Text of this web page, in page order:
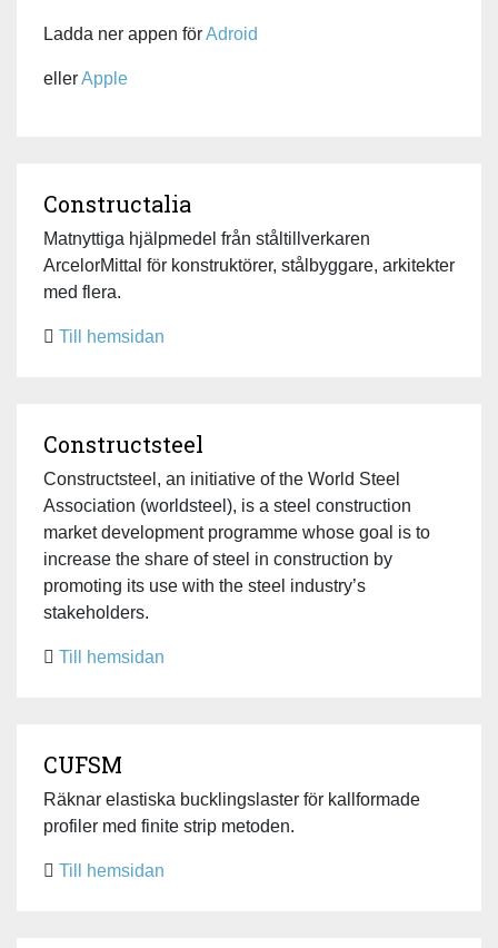
Ladda ner appen förAdroid
ellerApple
Constructalia
Matnyttiga hjälpmedel från ståltillverkaren
ArcelorMittal för konstruktörer, stålbyggare, arkitekter
med flera.
Till hemsidan
Constructsteel
Constructsteel, an initiative of the World Steel
Association (worldsteel), is a steel construction
market development programme whose goal is to
increase the share of steel in construction by
promoting its use with the steel industry’s
stakeholders.
Till hemsidan
CUFSM
Räknar elastiska bucklingslaster för kallformade
profiler med finite strip metoden.
Till hemsidan